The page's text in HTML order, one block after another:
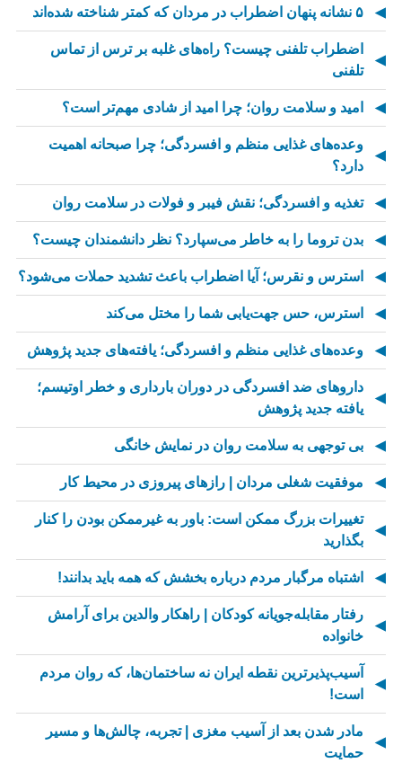
۵ نشانه پنهان اضطراب در مردان که کمتر شناخته شده‌اند
اضطراب تلفنی چیست؟ راه‌های غلبه بر ترس از تماس
تلفنی
امید و سلامت روان؛ چرا امید از شادی مهم‌تر است؟
وعده‌های غذایی منظم و افسردگی؛ چرا صبحانه اهمیت
دارد؟
تغذیه و افسردگی؛ نقش فیبر و فولات در سلامت روان
بدن تروما را به خاطر می‌سپارد؟ نظر دانشمندان چیست؟
استرس و نقرس؛ آیا اضطراب باعث تشدید حملات می‌شود؟
استرس، حس جهت‌یابی شما را مختل می‌کند
وعده‌های غذایی منظم و افسردگی؛ یافته‌های جدید پژوهش
داروهای ضد افسردگی در دوران بارداری و خطر اوتیسم؛
یافته جدید پژوهش
بی توجهی به سلامت روان در نمایش خانگی
موفقیت شغلی مردان | رازهای پیروزی در محیط کار
تغییرات بزرگ ممکن است: باور به غیرممکن بودن را کنار
بگذارید
اشتباه مرگبار مردم درباره بخشش که همه باید بدانند!
رفتار مقابله‌جویانه کودکان | راهکار والدین برای آرامش
خانواده
آسیب‌پذیرترین نقطه ایران نه ساختمان‌ها، که روان مردم
است!
مادر شدن بعد از آسیب مغزی | تجربه، چالش‌ها و مسیر
حمایت